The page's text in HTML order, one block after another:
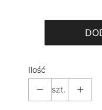
Ilość
szt.